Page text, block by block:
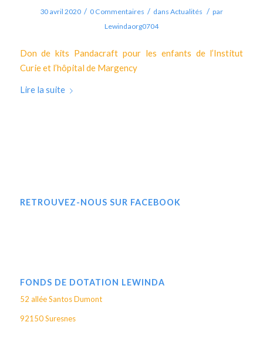
30 avril 2020 / 0 Commentaires / dans Actualités / par
Lewindaorg0704
Don de kits Pandacraft pour les enfants de l’Institut
Curie et l’hôpital de Margency
Lire la suite
RETROUVEZ-NOUS SUR FACEBOOK
FONDS DE DOTATION LEWINDA
52 allée Santos Dumont
92150 Suresnes